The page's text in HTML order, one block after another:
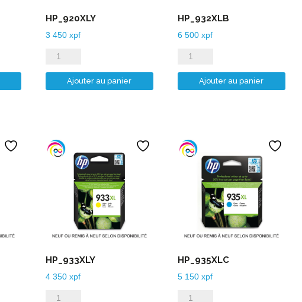
HP_920XLY
3 450 xpf
quantité
de
HP_920XLY
Ajouter au panier
HP_932XLB
6 500 xpf
quantité
de
HP_932XLB
Ajouter au panier
HP_933XLY
4 350 xpf
quantité
HP_935XLC
5 150 xpf
quantité